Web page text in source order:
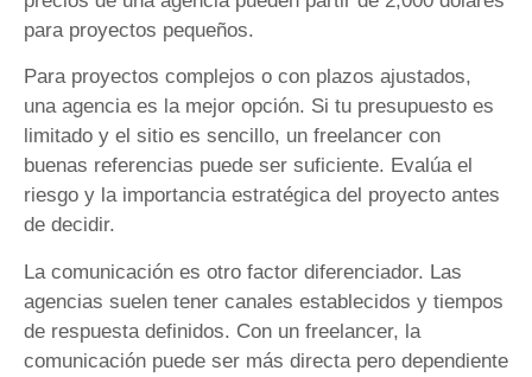
para proyectos pequeños.
Para proyectos complejos o con plazos ajustados,
una agencia es la mejor opción. Si tu presupuesto es
limitado y el sitio es sencillo, un freelancer con
buenas referencias puede ser suficiente. Evalúa el
riesgo y la importancia estratégica del proyecto antes
de decidir.
La comunicación es otro factor diferenciador. Las
agencias suelen tener canales establecidos y tiempos
de respuesta definidos. Con un freelancer, la
comunicación puede ser más directa pero dependiente